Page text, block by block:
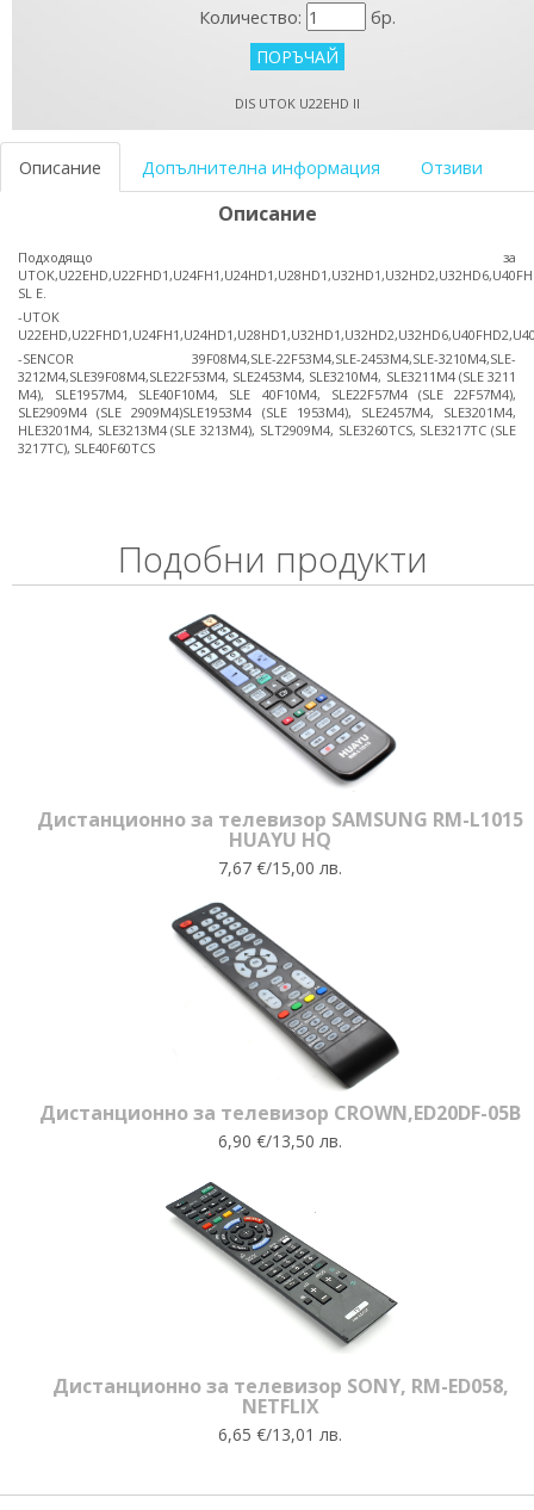
Количество: бр.
DIS UTOK U22EHD II
Описание Допълнителна информация Отзиви
Описание
Подходящо за
SL E.
-UTOK
-SENCOR 39F08M4,SLE-22F53M4,SLE-2453M4,SLE-3210M4,SLE-
3212M4,SLE39F08M4,SLE22F53M4, SLE2453M4, SLE3210M4, SLE3211M4 (SLE 3211
M4), SLE1957M4, SLE40F10M4, SLE 40F10M4, SLE22F57M4 (SLE 22F57M4),
SLE2909M4 (SLE 2909M4)SLE1953M4 (SLE 1953M4), SLE2457M4, SLE3201M4,
HLE3201M4, SLE3213M4 (SLE 3213M4), SLT2909M4, SLE3260TCS, SLE3217TC (SLE
3217TC), SLE40F60TCS
Подобни продукти
Дистанционно за телевизор SAMSUNG RM-L1015
HUAYU HQ
7,67 €/15,00 лв.
Дистанционно за телевизор CROWN,ЕD20DF-05B
6,90 €/13,50 лв.
Дистанционно за телевизор SONY, RM-ED058,
NETFLIX
6,65 €/13,01 лв.